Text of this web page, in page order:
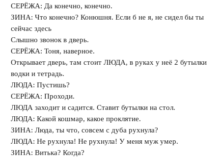
СЕРЁЖА: Да конечно, конечно.
ЗИНА: Что конечно? Конюшня. Если б не я, не сидел бы ты
сейчас здесь
Слышно звонок в дверь.
СЕРЁЖА: Тоня, наверное.
Открывает дверь, там стоит ЛЮДА, в руках у неё 2 бутылки
водки и тетрадь.
ЛЮДА: Пустишь?
СЕРЁЖА: Проходи.
ЛЮДА заходит и садится. Ставит бутылки на стол.
ЛЮДА: Какой кошмар, какое проклятие.
ЗИНА: Люда, ты что, совсем с дуба рухнула?
ЛЮДА: Не рухнула! Не рухнула! У меня муж умер.
ЗИНА: Витька? Когда?